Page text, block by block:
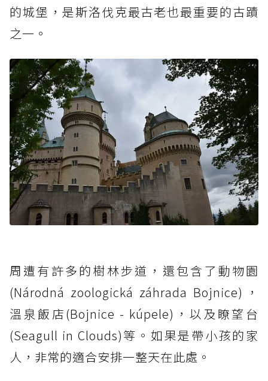
的城堡，是斯洛伐克最古老也最重要的古蹟
之一。
周遭有許多的樹林步道，還包含了動物園
(Národná zoologická záhrada Bojnice)，
溫泉飯店(Bojnice - kúpele)，以及瞭望台
(Seagull in Clouds)等。如果是帶小孩的家
人，非常的適合安排一整天在此處。